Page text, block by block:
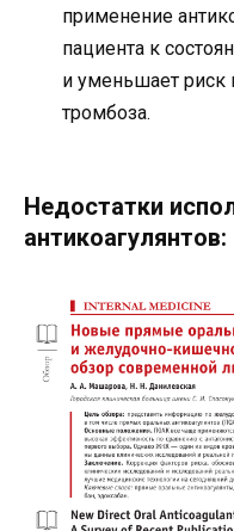
применение
пациента к
и уменьшает
тромбоза.
Недостатки
антикоагулянтов: